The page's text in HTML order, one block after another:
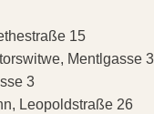
15
Mentlgasse 3
3
Leopoldstraße 26